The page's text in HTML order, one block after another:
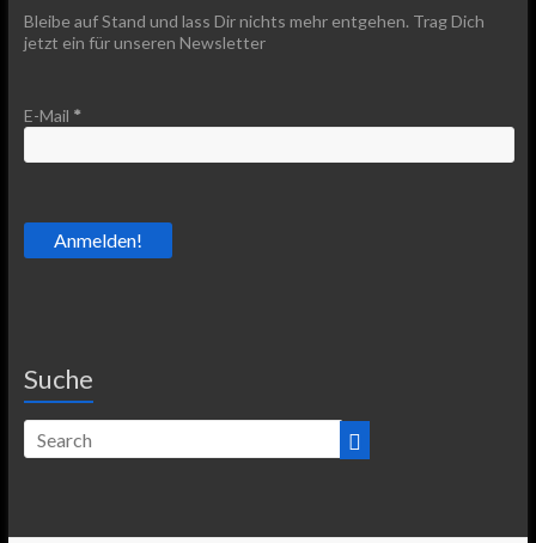
Bleibe auf Stand und lass Dir nichts mehr entgehen. Trag Dich
jetzt ein für unseren Newsletter
E-Mail *
Suche